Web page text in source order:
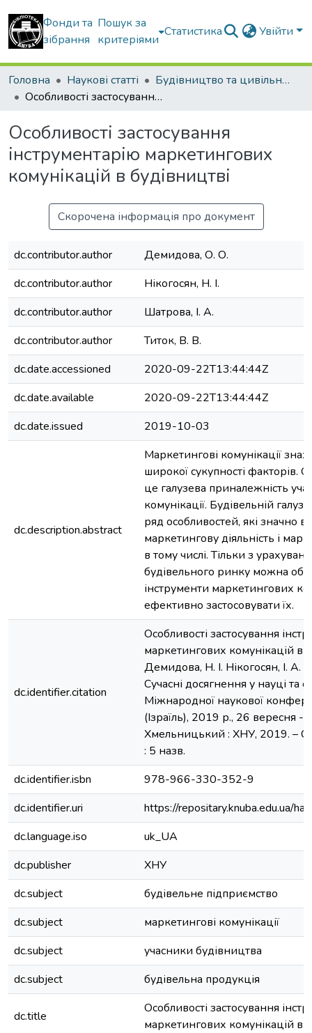
Фонди та
зібрання
Пошук за
критеріями
Статистика Увійти
Головна Наукові статті
Будівництво та цивільна інженерія
Особливості застосування інструментарію маркетингових комунікацій в будівництві
Особливості застосування
інструментарію маркетингових
комунікацій в будівництві
Скорочена інформація про документ
dc.contributor.author
Демидова, О. О.
dc.contributor.author
Нікогосян, Н. І.
dc.contributor.author
Шатрова, І. А.
dc.contributor.author
Титок, В. В.
dc.date.accessioned
2020-09-22T13:44:44Z
dc.date.available
2020-09-22T13:44:44Z
dc.date.issued
2019-10-03
dc.description.abstract
Маркетингові комунікації
широкої сукупності факторів.
це галузева приналежність
комунікації. Будівельній
ряд особливостей, які значно
маркетингову діяльність і
в тому числі. Тільки з
будівельного ринку можна
інструменти маркетингових
ефективно застосовувати їх.
dc.identifier.citation
Особливості застосування
маркетингових комунікацій в
Демидова, Н. І. Нікогосян, І. А.
Сучасні досягнення у науці та
Міжнародної наукової
(Ізраїль), 2019 р., 26 вересня -
Хмельницький : ХНУ, 2019. – С.
: 5 назв.
dc.identifier.isbn
978-966-330-352-9
dc.identifier.uri
https://repositary.knuba.edu.ua/
dc.language.iso
uk_UA
dc.publisher
ХНУ
dc.subject
будівельне підприємство
dc.subject
маркетингові комунікації
dc.subject
учасники будівництва
dc.subject
будівельна продукція
dc.title
Особливості застосування
маркетингових комунікацій в